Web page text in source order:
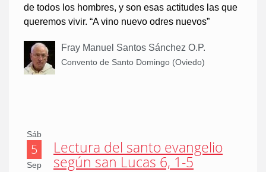
de todos los hombres, y son esas actitudes las que
queremos vivir. “A vino nuevo odres nuevos”
Fray Manuel Santos Sánchez O.P.
Convento de Santo Domingo (Oviedo)
Sáb
5
Sep
Lectura del santo evangelio
según san Lucas 6, 1-5